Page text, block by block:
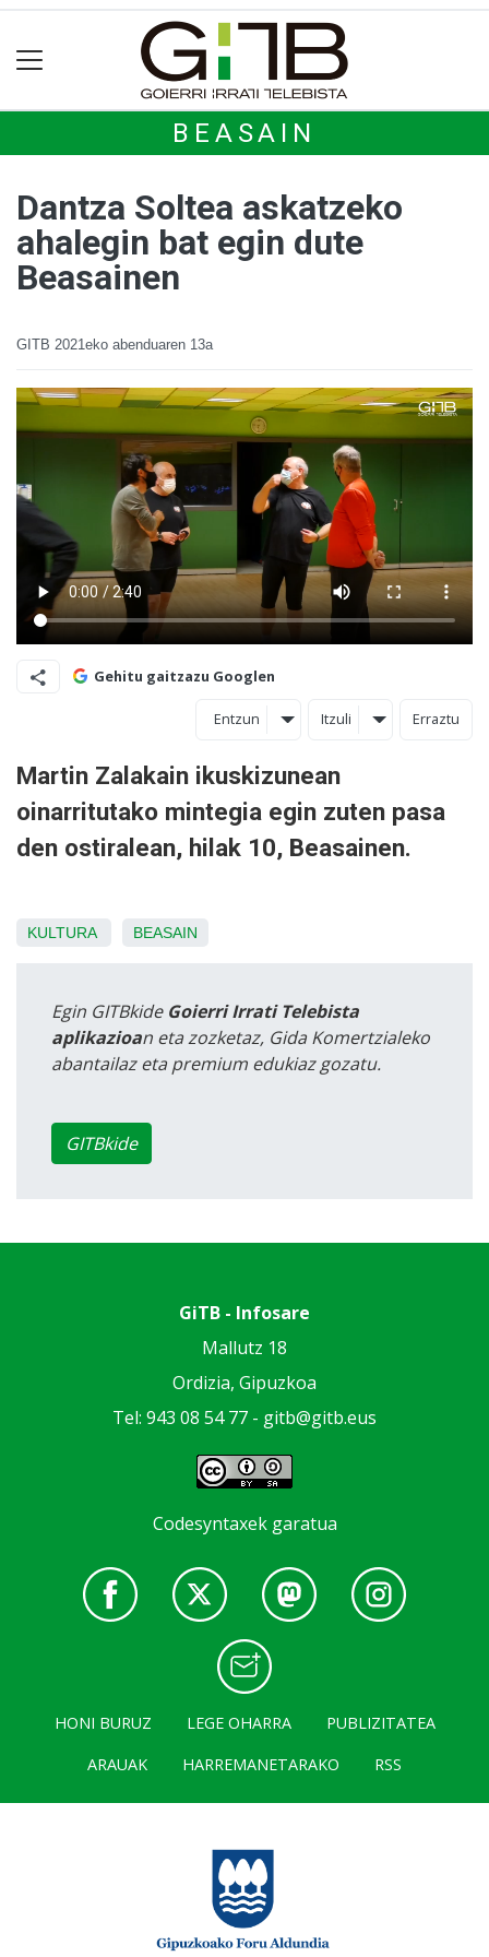
BEASAIN
Dantza Soltea askatzeko
ahalegin bat egin dute
Beasainen
GITB 2021eko abenduaren 13a
Gehitu gaitzazu Googlen
Entzun Itzuli Erraztu
Martin Zalakain ikuskizunean
oinarritutako mintegia egin zuten pasa
den ostiralean, hilak 10, Beasainen.
KULTURA BEASAIN
Egin GITBkide Goierri Irrati Telebista
aplikazioan eta zozketaz, Gida Komertzialeko
abantailaz eta premium edukiaz gozatu.
GITBkide
GiTB - Infosare
Mallutz 18
Ordizia, Gipuzkoa
Tel: 943 08 54 77 - gitb@gitb.eus
Codesyntaxek garatua
HONI BURUZ LEGE OHARRA
PUBLIZITATEA
ARAUAK
HARREMANETARAKO RSS